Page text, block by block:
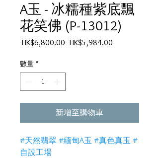
A玉 - 冰糯種紫底飄
花笑佛 (P-13012)
HK$6,800.00 一HK$5,984.00
數量 *
新增至購物車
#天然翡翠 #緬甸A玉 #真色真玉 #
自設工場